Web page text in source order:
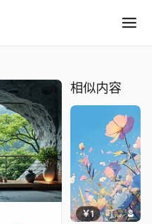
相似内容
￥1 叮叮当当